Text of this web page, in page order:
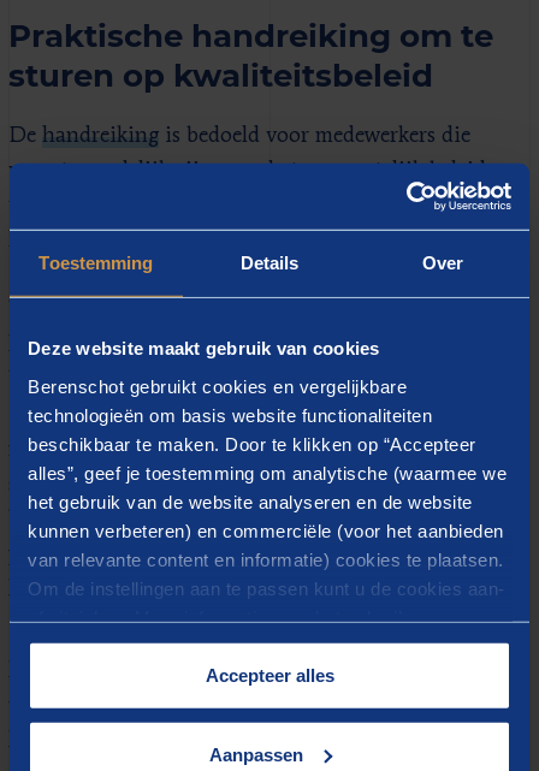
Toestemming Details Over
Deze website maakt gebruik van cookies
Berenschot gebruikt cookies en vergelijkbare
technologieën om basis website functionaliteiten
beschikbaar te maken. Door te klikken op “Accepteer
alles”, geef je toestemming om analytische (waarmee we
het gebruik van de website analyseren en de website
kunnen verbeteren) en commerciële (voor het aanbieden
van relevante content en informatie) cookies te plaatsen.
Om de instellingen aan te passen kunt u de cookies aan-
cookies op onze website treft u in onze
Accepteer alles
Aanpassen
Praktische handreiking om te
sturen op kwaliteitsbeleid
De handreiking is bedoeld voor medewerkers die
verantwoordelijk zijn voor het gemeentelijk beleid
voor volwasseneneducatie en de bredere aanpak van
laaggeletterdheid. Het document bevat informatie,
instrumenten en voorbeelden om gemeenten te helpen
het non-formele aanbod voor basisvaardigheden, dat
behoort tot de verantwoordelijkheid van gemeenten.
Daarbij wordt echter ook veelvuldig de relatie gelegd
met de bredere inzet op laaggeletterdheid en het
sociaal domein, omdat de verbinding met andere
beleidsterreinen, vanwege de complexiteit van de
problematiek, doorslaggevend is voor een goede
kwaliteit.
kwaliteitsbeleid. In de handreiking zijn vijf
terugkerende stappen uitgewerkt voor het sturen op
kwaliteit. Centraal daarbij staat het kwaliteitskader,